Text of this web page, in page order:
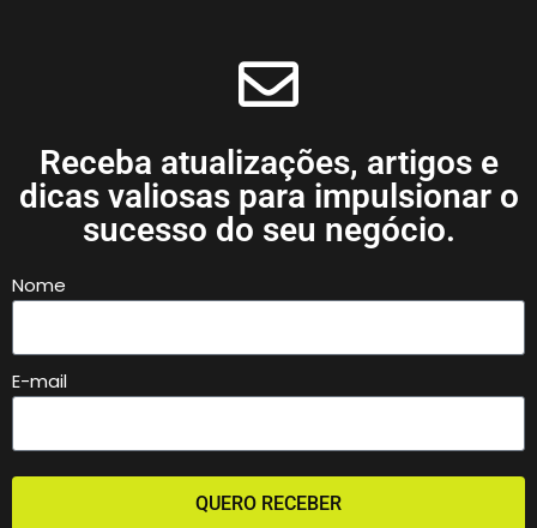
Receba atualizações, artigos e
dicas valiosas para impulsionar o
sucesso do seu negócio.
Nome
E-mail
QUERO RECEBER